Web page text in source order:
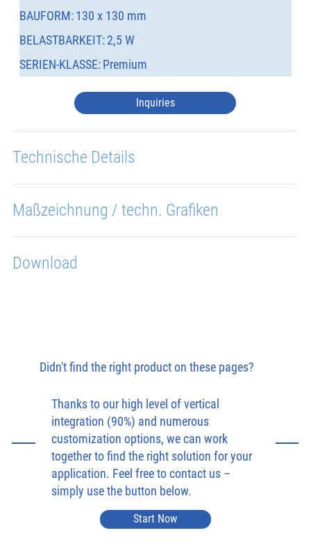
BAUFORM: 130 x 130 mm
BELASTBARKEIT: 2,5 W
SERIEN-KLASSE: Premium
Inquiries
Technische Details
Maßzeichnung / techn. Grafiken
Download
Didn't find the right product on these pages?
Thanks to our high level of vertical
integration (90%) and numerous
customization options, we can work
together to find the right solution for your
application. Feel free to contact us –
simply use the button below.
Start Now